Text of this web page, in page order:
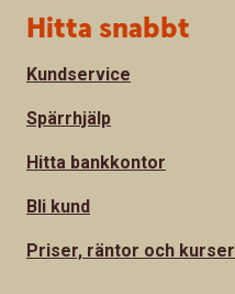
Sidfot
Hitta snabbt
Kundservice
Spärrhjälp
Hitta bankkontor
Bli kund
Priser, räntor och kurser